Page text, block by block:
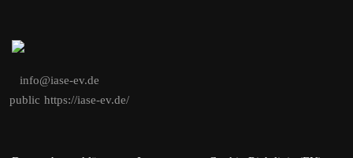
info@iase-ev.de
public https://iase-ev.de/